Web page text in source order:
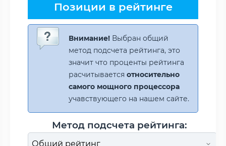
Позиции в рейтинге
Внимание! Выбран общий
метод подсчета рейтинга, это
значит что проценты рейтинга
расчитывается относительно
самого мощного процессора
учавствующего на нашем сайте.
Метод подсчета рейтинга: